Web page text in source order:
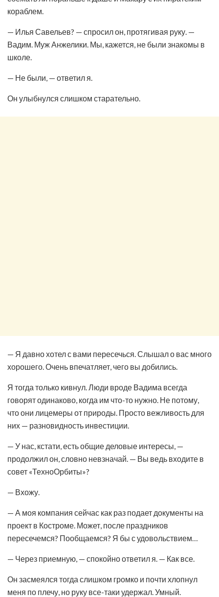
кораблем.
— Илья Савельев? — спросил он, протягивая руку. —
Вадим. Муж Анжелики. Мы, кажется, не были знакомы в
школе.
— Не были, — ответил я.
Он улыбнулся слишком старательно.
— Я давно хотел с вами пересечься. Слышал о вас много
хорошего. Очень впечатляет, чего вы добились.
Я тогда только кивнул. Люди вроде Вадима всегда
говорят одинаково, когда им что-то нужно. Не потому,
что они лицемеры от природы. Просто вежливость для
них — разновидность инвестиции.
— У нас, кстати, есть общие деловые интересы, —
продолжил он, словно невзначай. — Вы ведь входите в
совет «ТехноОрбиты»?
— Вхожу.
— А моя компания сейчас как раз подает документы на
проект в Костроме. Может, после праздников
пересечемся? Пообщаемся? Я бы с удовольствием…
— Через приемную, — спокойно ответил я. — Как все.
Он засмеялся тогда слишком громко и почти хлопнул
меня по плечу, но руку все-таки удержал. Умный.